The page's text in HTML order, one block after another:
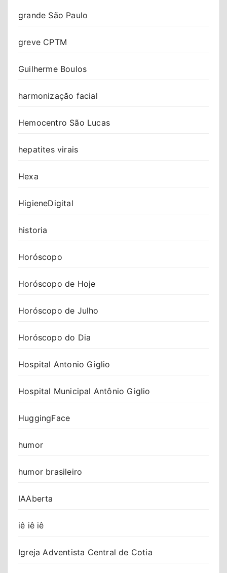
grande São Paulo
greve CPTM
Guilherme Boulos
harmonização facial
Hemocentro São Lucas
hepatites virais
Hexa
HigieneDigital
historia
Horóscopo
Horóscopo de Hoje
Horóscopo de Julho
Horóscopo do Dia
Hospital Antonio Giglio
Hospital Municipal Antônio Giglio
HuggingFace
humor
humor brasileiro
IAAberta
iê iê iê
Igreja Adventista Central de Cotia